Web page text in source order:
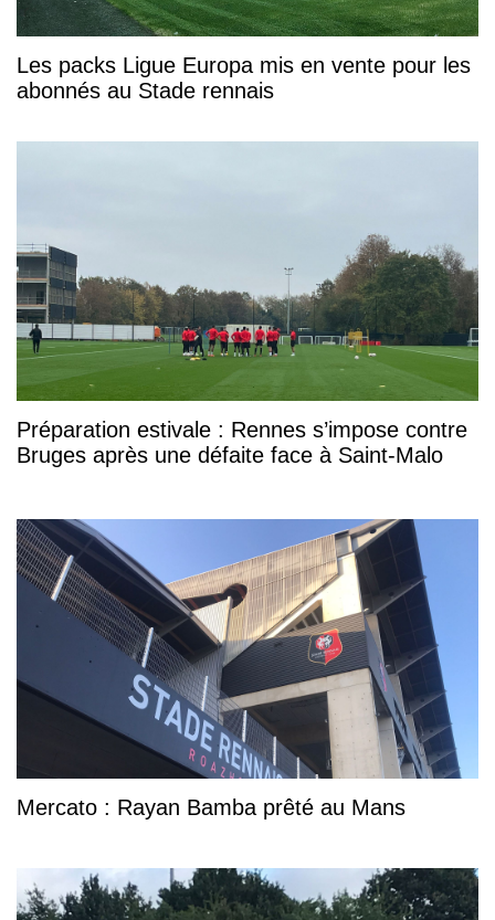
Les packs Ligue Europa mis en vente pour les
abonnés au Stade rennais
Préparation estivale : Rennes s’impose contre
Bruges après une défaite face à Saint-Malo
Mercato : Rayan Bamba prêté au Mans